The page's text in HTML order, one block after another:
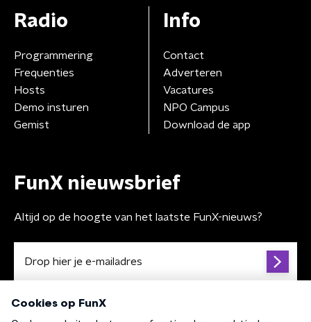
Radio
Programmering
Frequenties
Hosts
Demo insturen
Gemist
Info
Contact
Adverteren
Vacatures
NPO Campus
Download de app
FunX nieuwsbrief
Altijd op de hoogte van het laatste FunX-nieuws?